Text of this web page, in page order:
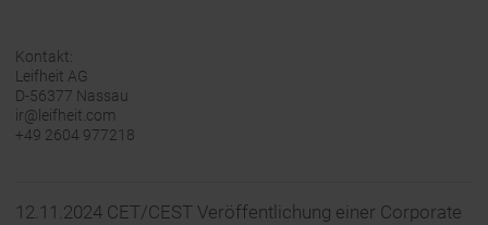
Kontakt:
Leifheit AG
D-56377 Nassau
ir@leifheit.com
+49 2604 977218
12.11.2024 CET/CEST Veröffentlichung einer Corporate